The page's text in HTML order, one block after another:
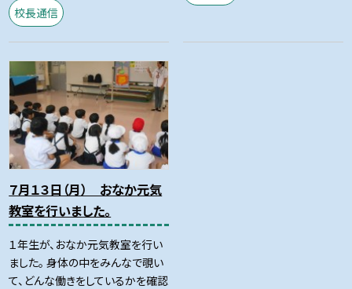
校長通信
７月１３日（月） おなか元気
教室を行いました。
１年生が、おなか元気教室を行い
ました。 身体の中をみんなで覗い
て、どんな働きをしているかを確認